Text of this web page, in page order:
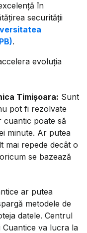
în
securității
.
evoluția
Timișoara: Sunt
pot fi rezolvate
cuantic poate să
minute. Ar putea
mai repede decât o
se bazează
ar putea
metodele de
datele. Centrul
Cuantice va lucra la